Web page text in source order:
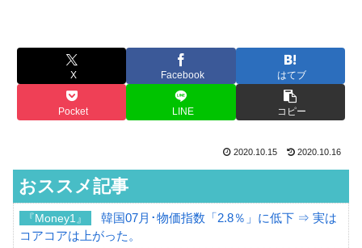
X Facebook はてブ
Pocket LINE コピー
2020.10.15 2020.10.16
おススメ記事
『Money1』
韓国07月･物価指数「2.8％」に低下 ⇒ 実は
コアコアは上がった。